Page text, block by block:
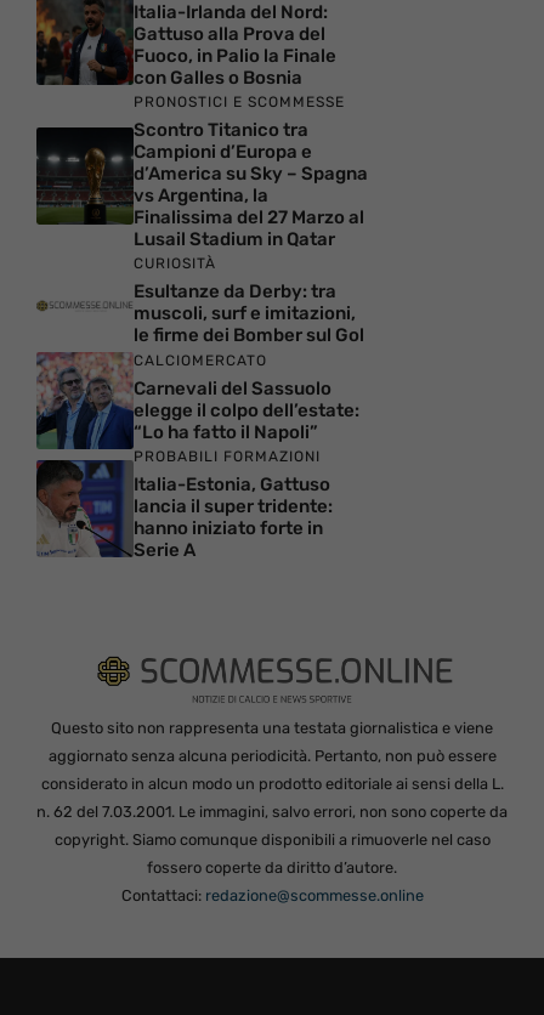
Italia-Irlanda del Nord:
Gattuso alla Prova del
Fuoco, in Palio la Finale
con Galles o Bosnia
PRONOSTICI E SCOMMESSE
Scontro Titanico tra
Campioni d’Europa e
d’America su Sky – Spagna
vs Argentina, la
Finalissima del 27 Marzo al
Lusail Stadium in Qatar
CURIOSITÀ
Esultanze da Derby: tra
muscoli, surf e imitazioni,
le firme dei Bomber sul Gol
CALCIOMERCATO
Carnevali del Sassuolo
elegge il colpo dell’estate:
“Lo ha fatto il Napoli”
PROBABILI FORMAZIONI
Italia-Estonia, Gattuso
lancia il super tridente:
hanno iniziato forte in
Serie A
Questo sito non rappresenta una testata giornalistica e viene
aggiornato senza alcuna periodicità. Pertanto, non può essere
considerato in alcun modo un prodotto editoriale ai sensi della L.
n. 62 del 7.03.2001. Le immagini, salvo errori, non sono coperte da
copyright. Siamo comunque disponibili a rimuoverle nel caso
fossero coperte da diritto d’autore.
Contattaci: redazione@scommesse.online